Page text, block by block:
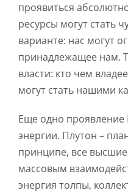
проявиться
ресурсы могут стать
варианте: нас могут
принадлежащее нам.
власти: кто чем
могут стать нашими
Еще одно
энергии. Плутон –
принципе, все
массовым
энергия толпы,